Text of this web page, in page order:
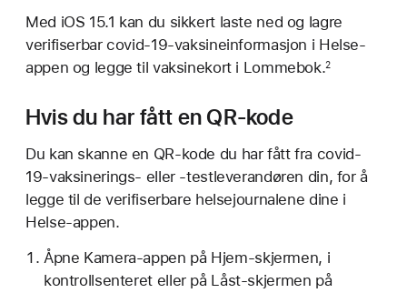
Med iOS 15.1 kan du sikkert laste ned og lagre
verifiserbar covid-19-vaksineinformasjon i Helse-
appen og legge til vaksinekort i Lommebok.2
Hvis du har fått en QR-kode
Du kan skanne en QR-kode du har fått fra covid-
19-vaksinerings- eller -testleverandøren din, for å
legge til de verifiserbare helsejournalene dine i
Helse-appen.
Åpne Kamera-appen på Hjem-skjermen, i
kontrollsenteret eller på Låst-skjermen på